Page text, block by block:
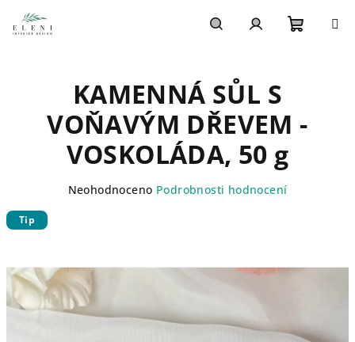
na
obsah
KAMENNÁ SŮL S
VOŇAVÝM DŘEVEM -
VOSKOLÁDA, 50 g
Průměrné
z
hvězdiček.
Neohodnoceno Podrobnosti hodnocení
Tip